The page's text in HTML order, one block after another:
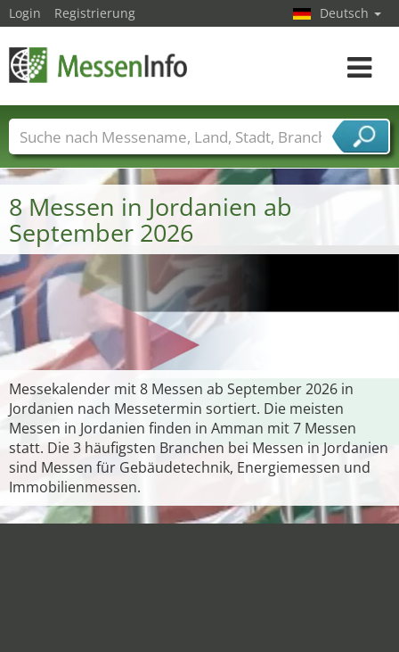
8 Messen in Jordanien ab
September 2026
Messekalender mit 8 Messen ab September 2026 in
Jordanien nach Messetermin sortiert. Die meisten
Messen in Jordanien finden in Amman mit 7 Messen
statt. Die 3 häufigsten Branchen bei Messen in Jordanien
sind Messen für Gebäudetechnik, Energiemessen und
Immobilienmessen.
Login Registrierung Deutsch
Toggle
Messenamen Länder Städte
Branchen
Dienstleisterbranchen